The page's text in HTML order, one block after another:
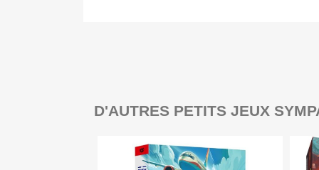
D'AUTRES PETITS JEUX